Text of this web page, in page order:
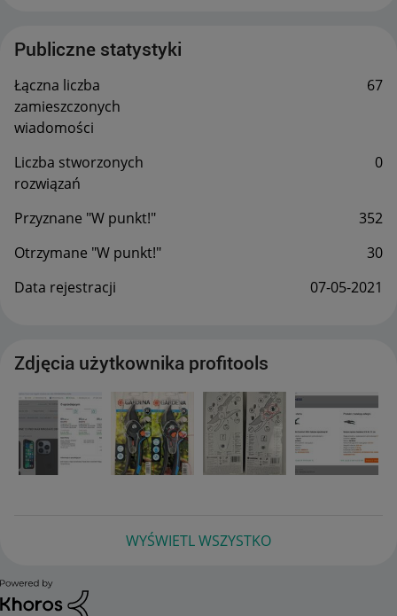
Publiczne statystyki
Łączna liczba
zamieszczonych
wiadomości
67
Liczba stworzonych
rozwiązań
0
Przyznane "W punkt!"
352
Otrzymane "W punkt!"
30
Data rejestracji
‎07-05-2021
Zdjęcia użytkownika profitools
WYŚWIETL WSZYSTKO